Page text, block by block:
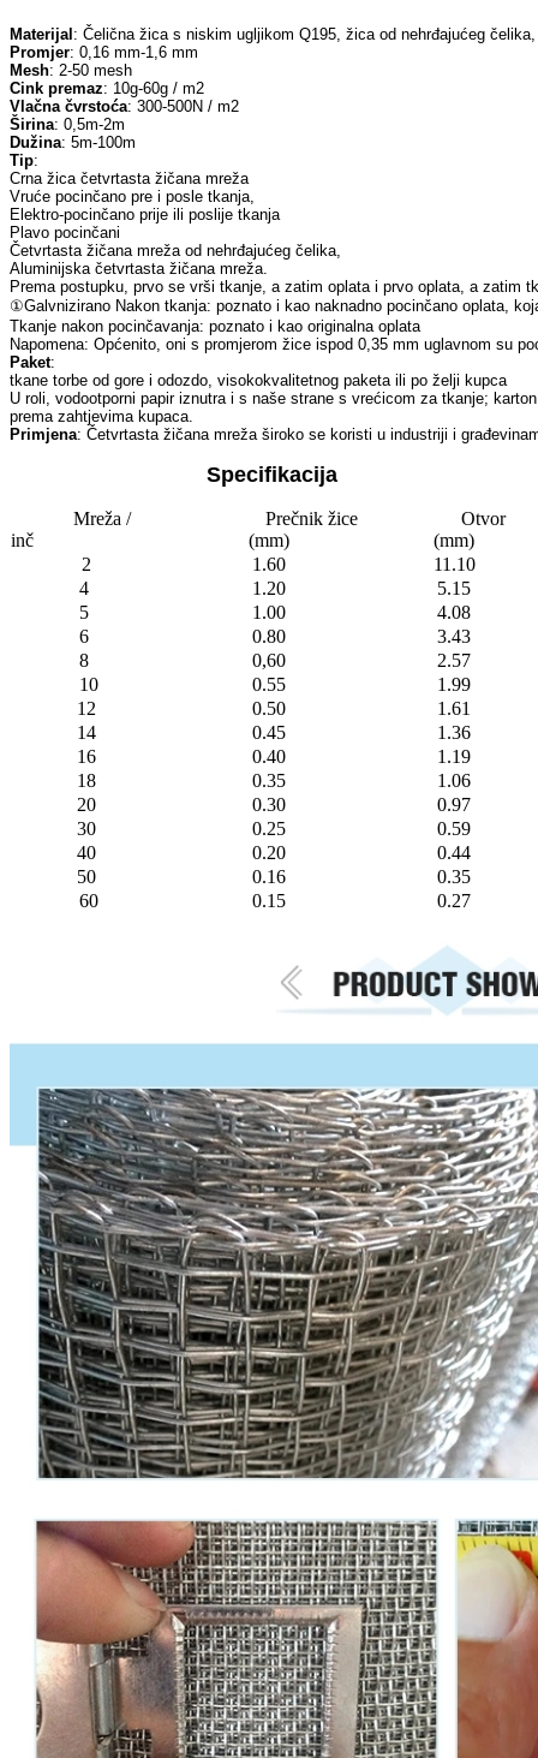
Materijal
Promjer
Mesh
Cink premaz
Vlačna čvrstoća
Širina
Dužina
Tip
Napomena: Općenito, oni s promjerom žice ispod 0,35 mm uglavnom su
Paket
Primjena: Četvrtasta žičana mreža široko se koristi u industriji i
Specifikacija
Mreža /
inč
Prečnik žice
(mm)
Otvor
(mm)
2
1.60
11.10
4
1.20
5.15
5
1.00
4.08
6
0.80
3.43
8
0,60
2.57
10
0.55
1.99
12
0.50
1.61
14
0.45
1.36
16
0.40
1.19
18
0.35
1.06
20
0.30
0.97
30
0.25
0.59
40
0.20
0.44
50
0.16
0.35
60
0.15 0.27